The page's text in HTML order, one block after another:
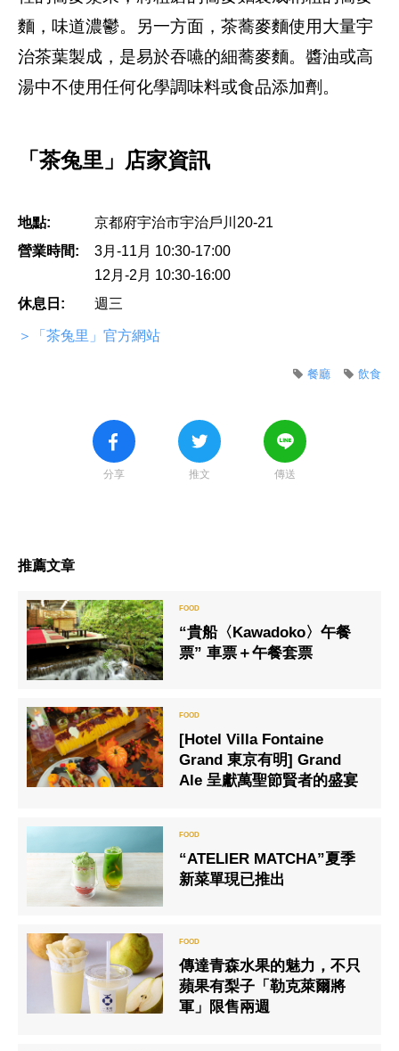
麵，味道濃鬱。另一方面，茶蕎麥麵使用大量宇
治茶葉製成，是易於吞嚥的細蕎麥麵。醬油或高
湯中不使用任何化學調味料或食品添加劑。
「茶兔里」店家資訊
地點:
京都府宇治市宇治戶川20-21
營業時間:
3月-11月 10:30-17:00
12月-2月 10:30-16:00
休息日:
週三
＞「茶兔里」官方網站
飲食
餐廳
分享 推文 傳送
推薦文章
“貴船〈Kawadoko〉午餐
票” 車票＋午餐套票
[Hotel Villa Fontaine
Grand 東京有明] Grand
Ale 呈獻萬聖節賢者的盛宴
“ATELIER MATCHA”夏季
新菜單現已推出
傳達青森水果的魅力，不只
蘋果有梨子「勒克萊爾將
軍」限售兩週